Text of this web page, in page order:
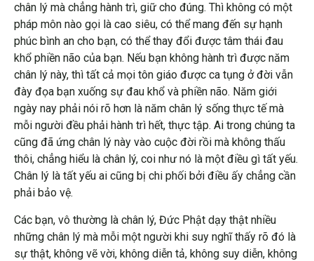
chân lý mà chẳng hành trì, giữ cho đúng. Thì không có một
pháp môn nào gọi là cao siêu, có thể mang đến sự hạnh
phúc bình an cho bạn, có thể thay đổi được tâm thái đau
khổ phiền não của bạn. Nếu bạn không hành trì được năm
chân lý này, thì tất cả mọi tôn giáo được ca tụng ở đời vẫn
đày đọa bạn xuống sự đau khổ và phiền não. Năm giới
ngày nay phải nói rõ hơn là năm chân lý sống thực tế mà
mỗi người đều phải hành trì hết, thực tập. Ai trong chúng ta
cũng đã ứng chân lý này vào cuộc đời rồi mà không thấu
thôi, chẳng hiểu là chân lý, coi như nó là một điều gì tất yếu.
Chân lý là tất yếu ai cũng bị chi phối bởi điều ấy chẳng cần
phải bảo vệ.
Các bạn, vô thường là chân lý, Đức Phật dạy thật nhiều
những chân lý mà mỗi một người khi suy nghĩ thấy rõ đó là
sự thật, không vẽ vời, không diễn tả, không suy diễn, không